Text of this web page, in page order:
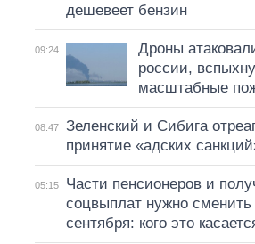
дешевеет бензин
09:24
Дроны
россии,
масштабные
08:47
Зеленский и Сибига
принятие «адских
05:15
Части пенсионеров и
соцвыплат нужно сменить
сентября: кого это